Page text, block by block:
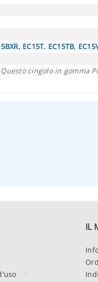
, EC15T, EC15TB,
cingolo in gomma
IL